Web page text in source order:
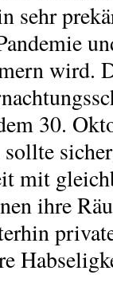
sehr
wird.
30.
mit
ihre